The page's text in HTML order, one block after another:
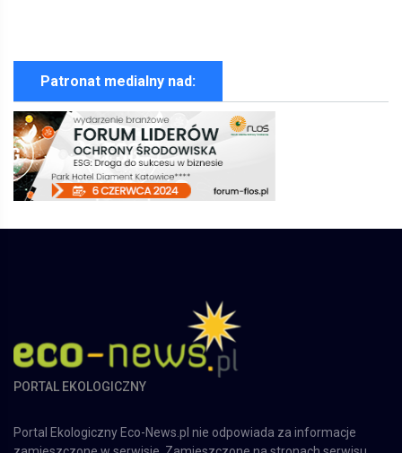
Patronat medialny nad:
PORTAL EKOLOGICZNY
Portal Ekologiczny Eco-News.pl nie odpowiada za informacje